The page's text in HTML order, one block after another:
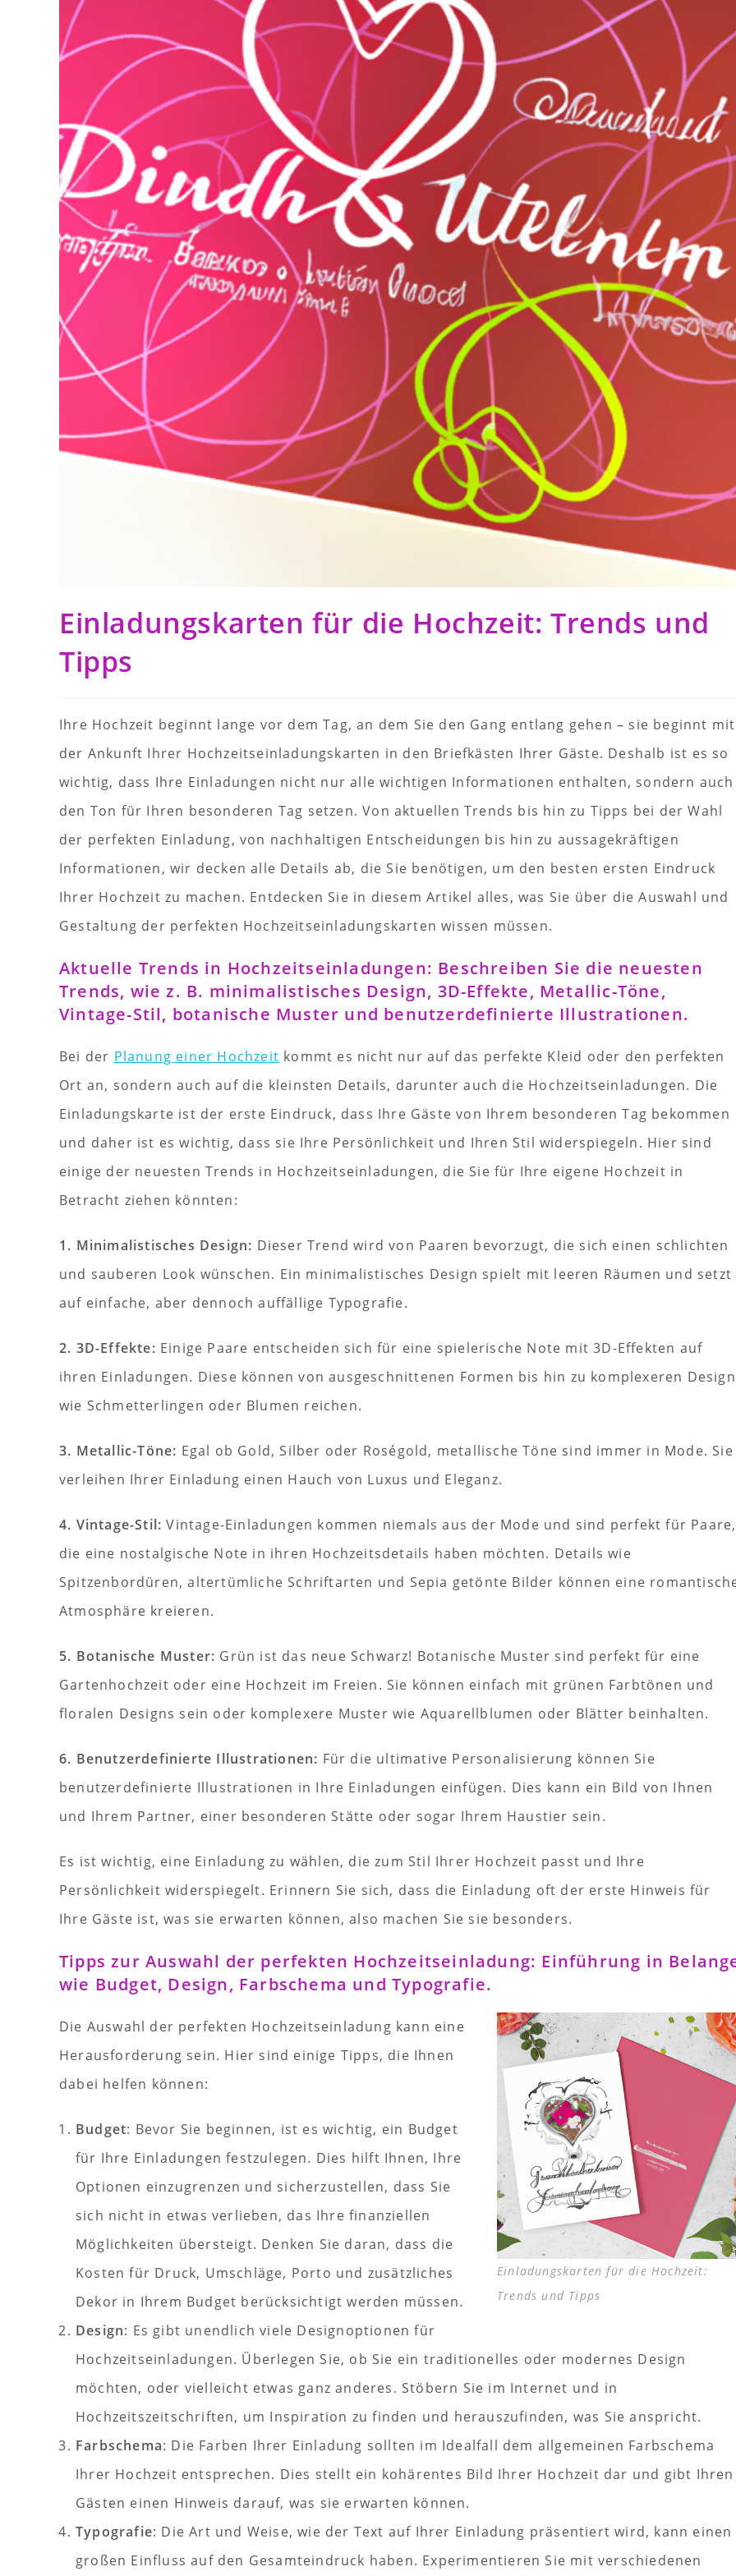
Einladungskarten für die Hochzeit: Trends und
Tipps
Ihre Hochzeit beginnt lange vor dem Tag, an dem Sie den Gang entlang gehen – sie beginnt mit
der Ankunft Ihrer Hochzeitseinladungskarten in den Briefkästen Ihrer Gäste. Deshalb ist es so
wichtig, dass Ihre Einladungen nicht nur alle wichtigen Informationen enthalten, sondern auch
den Ton für Ihren besonderen Tag setzen. Von aktuellen Trends bis hin zu Tipps bei der Wahl
der perfekten Einladung, von nachhaltigen Entscheidungen bis hin zu aussagekräftigen
Informationen, wir decken alle Details ab, die Sie benötigen, um den besten ersten Eindruck
Ihrer Hochzeit zu machen. Entdecken Sie in diesem Artikel alles, was Sie über die Auswahl und
Gestaltung der perfekten Hochzeitseinladungskarten wissen müssen.
Aktuelle Trends in Hochzeitseinladungen: Beschreiben Sie die neuesten
Trends, wie z. B. minimalistisches Design, 3D-Effekte, Metallic-Töne,
Vintage-Stil, botanische Muster und benutzerdefinierte Illustrationen.
Bei der Planung einer Hochzeit kommt es nicht nur auf das perfekte Kleid oder den perfekten
Ort an, sondern auch auf die kleinsten Details, darunter auch die Hochzeitseinladungen. Die
Einladungskarte ist der erste Eindruck, dass Ihre Gäste von Ihrem besonderen Tag bekommen
und daher ist es wichtig, dass sie Ihre Persönlichkeit und Ihren Stil widerspiegeln. Hier sind
einige der neuesten Trends in Hochzeitseinladungen, die Sie für Ihre eigene Hochzeit in
Betracht ziehen könnten:
1. Minimalistisches Design: Dieser Trend wird von Paaren bevorzugt, die sich einen schlichten
und sauberen Look wünschen. Ein minimalistisches Design spielt mit leeren Räumen und setzt
auf einfache, aber dennoch auffällige Typografie.
2. 3D-Effekte: Einige Paare entscheiden sich für eine spielerische Note mit 3D-Effekten auf
ihren Einladungen. Diese können von ausgeschnittenen Formen bis hin zu komplexeren
wie Schmetterlingen oder Blumen reichen.
3. Metallic-Töne: Egal ob Gold, Silber oder Roségold, metallische Töne sind immer in Mode. Sie
verleihen Ihrer Einladung einen Hauch von Luxus und Eleganz.
4. Vintage-Stil: Vintage-Einladungen kommen niemals aus der Mode und sind perfekt für Paare,
die eine nostalgische Note in ihren Hochzeitsdetails haben möchten. Details wie
Spitzenbordüren, altertümliche Schriftarten und Sepia getönte Bilder können eine
Atmosphäre kreieren.
5. Botanische Muster: Grün ist das neue Schwarz! Botanische Muster sind perfekt für eine
Gartenhochzeit oder eine Hochzeit im Freien. Sie können einfach mit grünen Farbtönen und
floralen Designs sein oder komplexere Muster wie Aquarellblumen oder Blätter beinhalten.
6. Benutzerdefinierte Illustrationen: Für die ultimative Personalisierung können Sie
benutzerdefinierte Illustrationen in Ihre Einladungen einfügen. Dies kann ein Bild von Ihnen
und Ihrem Partner, einer besonderen Stätte oder sogar Ihrem Haustier sein.
Es ist wichtig, eine Einladung zu wählen, die zum Stil Ihrer Hochzeit passt und Ihre
Persönlichkeit widerspiegelt. Erinnern Sie sich, dass die Einladung oft der erste Hinweis für
Ihre Gäste ist, was sie erwarten können, also machen Sie sie besonders.
Tipps zur Auswahl der perfekten Hochzeitseinladung: Einführung in
wie Budget, Design, Farbschema und Typografie.
Einladungskarten für die Hochzeit:
Trends und Tipps
Die Auswahl der perfekten Hochzeitseinladung kann eine
Herausforderung sein. Hier sind einige Tipps, die Ihnen
dabei helfen können:
Budget: Bevor Sie beginnen, ist es wichtig, ein Budget
für Ihre Einladungen festzulegen. Dies hilft Ihnen, Ihre
Optionen einzugrenzen und sicherzustellen, dass Sie
sich nicht in etwas verlieben, das Ihre finanziellen
Möglichkeiten übersteigt. Denken Sie daran, dass die
Kosten für Druck, Umschläge, Porto und zusätzliches
Dekor in Ihrem Budget berücksichtigt werden müssen.
Design: Es gibt unendlich viele Designoptionen für
Hochzeitseinladungen. Überlegen Sie, ob Sie ein traditionelles oder modernes Design
möchten, oder vielleicht etwas ganz anderes. Stöbern Sie im Internet und in
Hochzeitszeitschriften, um Inspiration zu finden und herauszufinden, was Sie anspricht.
Farbschema: Die Farben Ihrer Einladung sollten im Idealfall dem allgemeinen Farbschema
Ihrer Hochzeit entsprechen. Dies stellt ein kohärentes Bild Ihrer Hochzeit dar und gibt Ihren
Gästen einen Hinweis darauf, was sie erwarten können.
Typografie: Die Art und Weise, wie der Text auf Ihrer Einladung präsentiert wird, kann einen
großen Einfluss auf den Gesamteindruck haben. Experimentieren Sie mit verschiedenen